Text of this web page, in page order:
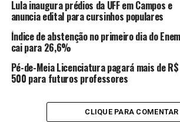
economicamente ativas, que totalizam
Brasil, 48,9%, ou 1,2 milhão não estão
creche.
ANÚNCIO
Lula inaugura prédios da UFF em Campos e
anuncia edital para cursinhos populares
Índice de abstenção no primeiro dia do Enem
cai para 26,6%
Pé-de-Meia Licenciatura pagará mais de R$
500 para futuros professores
CLIQUE PARA COMENTAR